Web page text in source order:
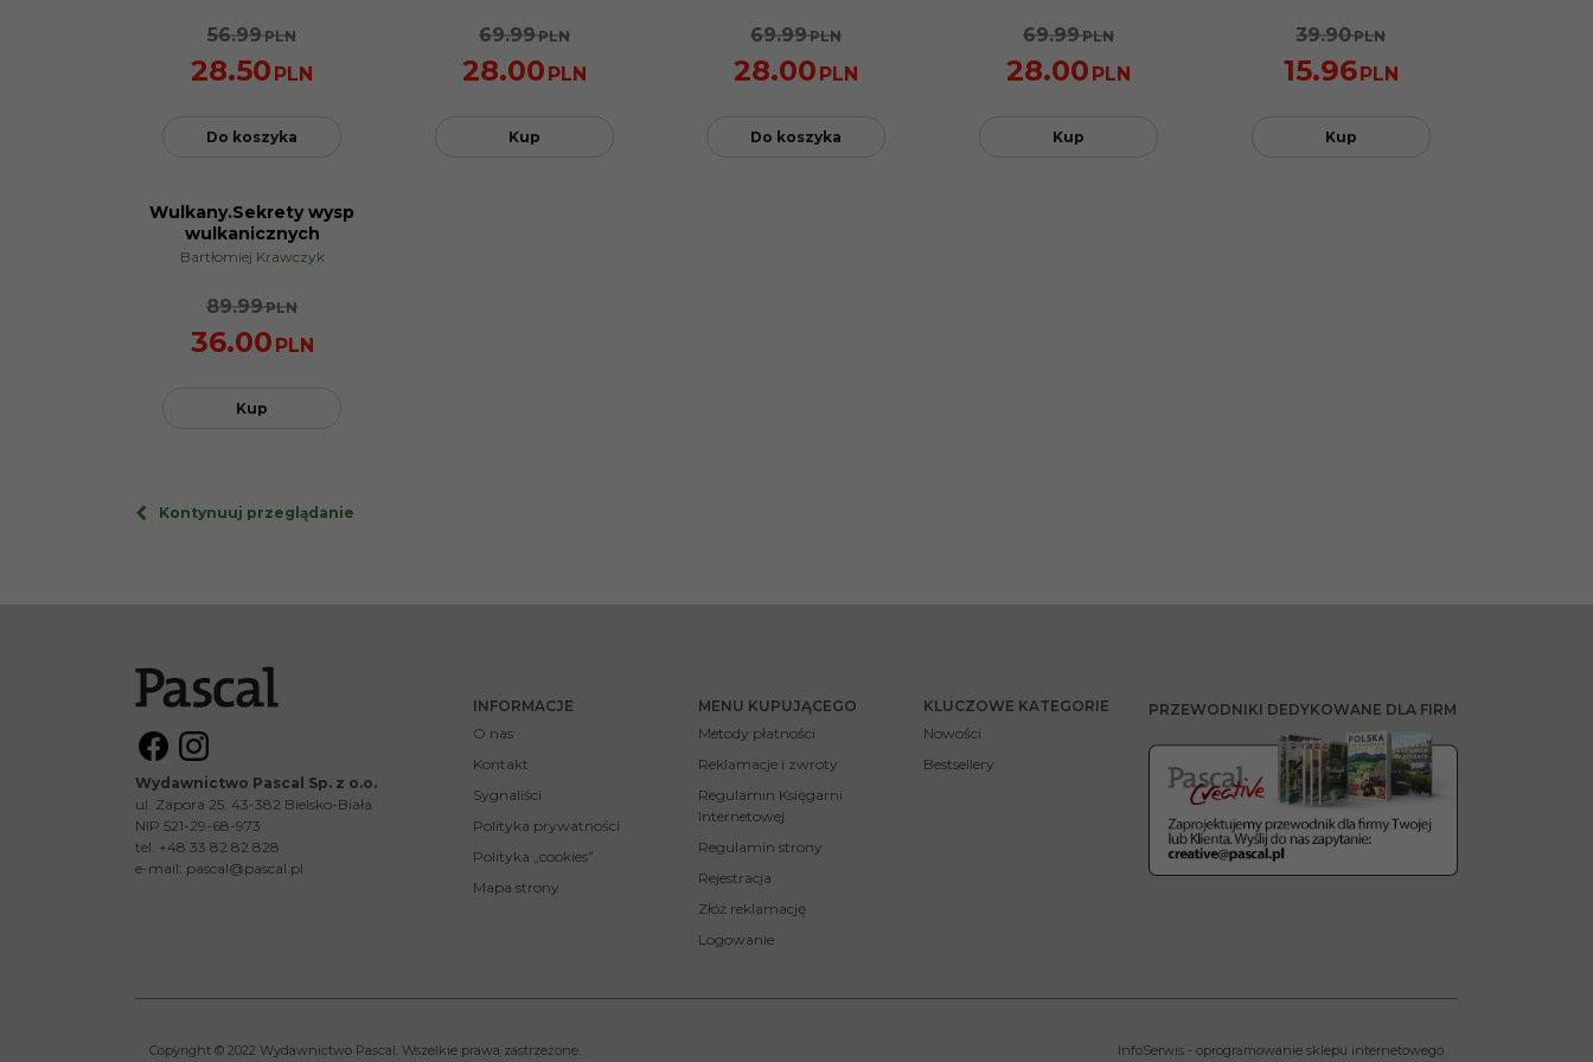
56.99PLN
28.50 PLN
Do koszyka
69.99PLN
28.00 PLN
Kup
69.99PLN
28.00 PLN
Do koszyka
69.99PLN
28.00 PLN
Kup
39.90PLN
15.96PLN
Kup
PROMOCJA
Wulkany.Sekrety wysp
wulkanicznych
Bartłomiej Krawczyk
89.99PLN
36.00 PLN
Kup
Kontynuuj przeglądanie
Wydawnictwo Pascal Sp. z o.o.
ul. Zapora 25, 43-382 Bielsko-Biała
NIP 521-29-68-973
tel. +48 33 82 82 828
e-mail: pascal@pascal.pl
INFORMACJE
O nas
Kontakt
Sygnaliści
Polityka prywatności
Polityka „cookies”
Mapa strony
MENU KUPUJĄCEGO
Metody płatności
Reklamacje i zwroty
Regulamin Księgarni
Internetowej
Regulamin strony
Rejestracja
Złóż reklamację
Logowanie
KLUCZOWE KATEGORIE
Nowości
Bestsellery
PRZEWODNIKI DEDYKOWANE DLA FIRM
Copyright © 2022 Wydawnictwo Pascal. Wszelkie prawa zastrzeżone. InfoSerwis - oprogramowanie sklepu internetowego